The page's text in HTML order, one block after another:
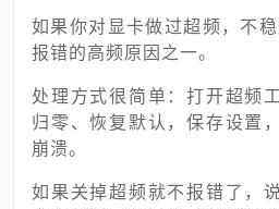
如果你对显卡做过超频，不
报错的高频原因之一。
处理方式很简单：打开超频
归零、恢复默认，保存设置
崩溃。
如果关掉超频就不报错了，